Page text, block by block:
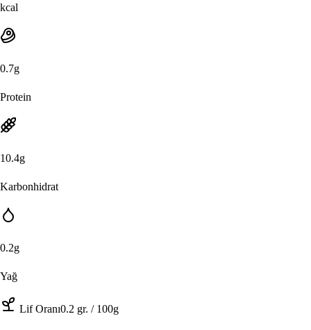
kcal
0.7g
Protein
10.4g
Karbonhidrat
0.2g
Yağ
Lif Oranı0.2 gr. / 100g